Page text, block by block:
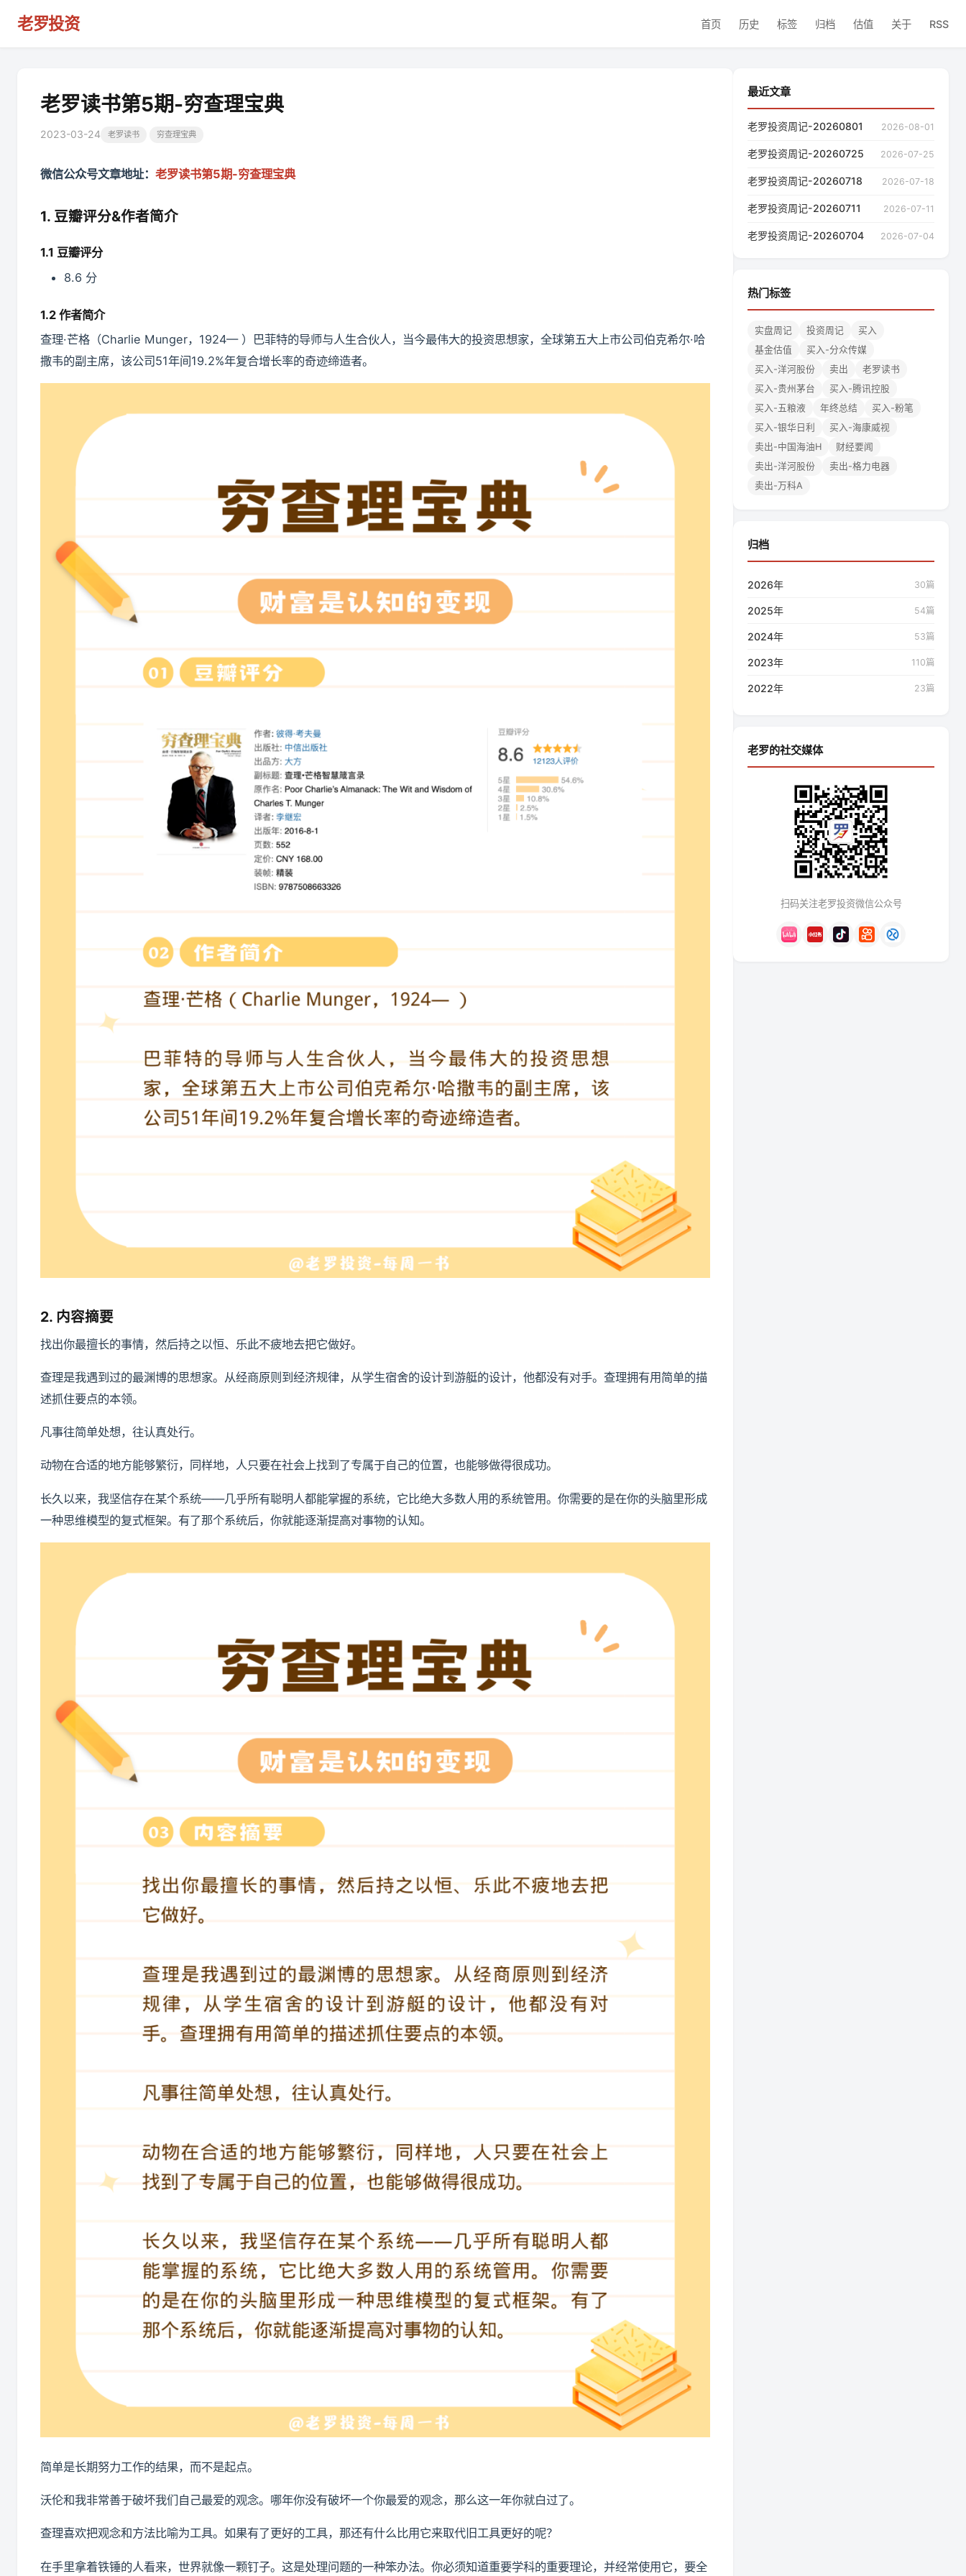
老罗投资 首页 历史 标签 归档 估值 关于 RSS
老罗读书第5期-穷查理宝典
2023-03-24 老罗读书 穷查理宝典
微信公众号文章地址： 老罗读书第5期-穷查理宝典
1. 豆瓣评分&作者简介
1.1 豆瓣评分
8.6 分
1.2 作者简介
查理·芒格（Charlie Munger，1924— ）巴菲特的导师与人生合伙人，当今最伟大的投资思想家，全球第五大上市公司伯克希尔·哈
撒韦的副主席，该公司51年间19.2%年复合增长率的奇迹缔造者。
2. 内容摘要
找出你最擅长的事情，然后持之以恒、乐此不疲地去把它做好。
查理是我遇到过的最渊博的思想家。从经商原则到经济规律，从学生宿舍的设计到游艇的设计，他都没有对手。查理拥有用简单的描
述抓住要点的本领。
凡事往简单处想，往认真处行。
动物在合适的地方能够繁衍，同样地，人只要在社会上找到了专属于自己的位置，也能够做得很成功。
长久以来，我坚信存在某个系统——几乎所有聪明人都能掌握的系统，它比绝大多数人用的系统管用。你需要的是在你的头脑里形成
一种思维模型的复式框架。有了那个系统后，你就能逐渐提高对事物的认知。
简单是长期努力工作的结果，而不是起点。
沃伦和我非常善于破坏我们自己最爱的观念。哪年你没有破坏一个你最爱的观念，那么这一年你就白过了。
查理喜欢把观念和方法比喻为工具。如果有了更好的工具，那还有什么比用它来取代旧工具更好的呢？
在手里拿着铁锤的人看来，世界就像一颗钉子。这是处理问题的一种笨办法。你必须知道重要学科的重要理论，并经常使用它，要全
最近文章
老罗投资周记-20260801 2026-08-01
老罗投资周记-20260725 2026-07-25
老罗投资周记-20260718 2026-07-18
老罗投资周记-20260711 2026-07-11
老罗投资周记-20260704 2026-07-04
热门标签
实盘周记 投资周记
买入
基金估值
买入-分众传媒
买入-洋河股份
卖出
老罗读书
买入-贵州茅台
买入-腾讯控股
买入-五粮液
年终总结
买入-粉笔
买入-银华日利
买入-海康威视
卖出-中国海油H
财经要闻
卖出-洋河股份
卖出-格力电器
卖出-万科A
归档
2026年 30篇
2025年 54篇
2024年 53篇
2023年 110篇
2022年 23篇
老罗的社交媒体
扫码关注老罗投资微信公众号